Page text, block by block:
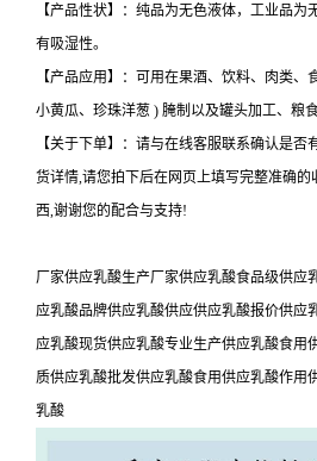
【产品性状】：纯品为无色液体，工业品
有吸湿性。
【产品应用】：可用在果酒、饮料、肉类、
小黄瓜、珍珠洋葱 ) 腌制以及罐头加工、粮
【关于下单】：请与在线客服联系确认是
货详情,请您拍下后在网页上填写完整准确
西,谢谢您的配合与支持!
厂家供应乳酸生产厂家供应乳酸食品级供应
应乳酸品牌供应乳酸供应供应乳酸报价供应
应乳酸现货供应乳酸专业生产供应乳酸食用
质供应乳酸批发供应乳酸食用供应乳酸作用
乳酸